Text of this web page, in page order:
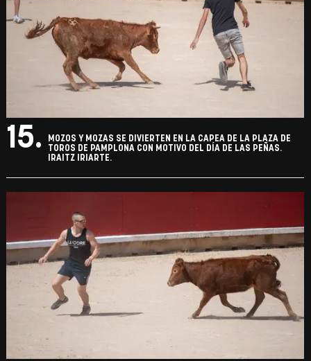
15.
MOZOS Y MOZAS SE DIVIERTEN EN LA CAPEA DE LA PLAZA DE
TOROS DE PAMPLONA CON MOTIVO DEL DÍA DE LAS PEÑAS.
IRAITZ IRIARTE.